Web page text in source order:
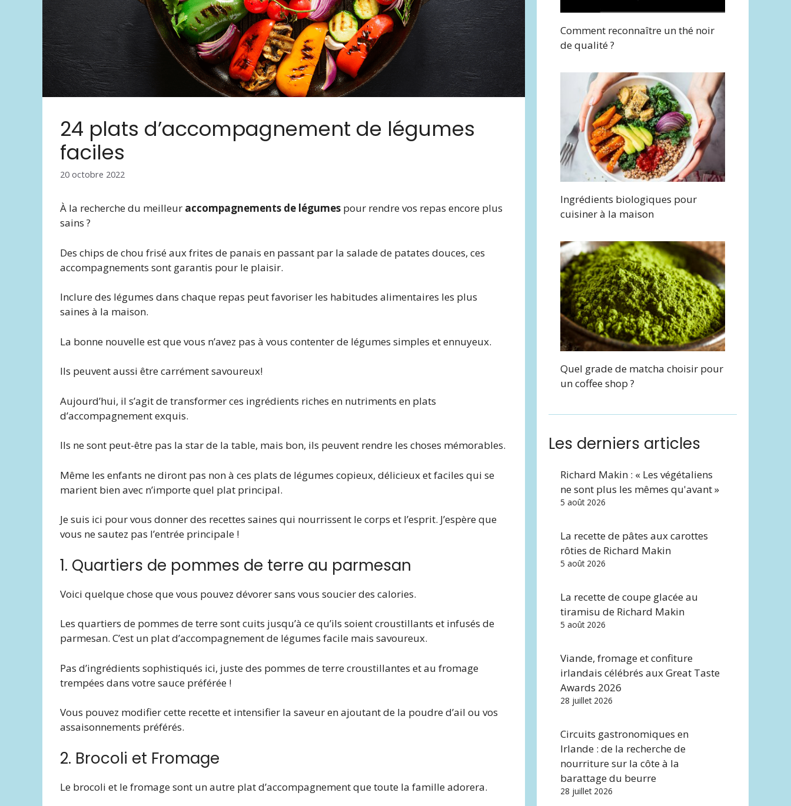
24 plats d’accompagnement de légumes
faciles
20 octobre 2022
À la recherche du meilleur accompagnements de légumes pour rendre vos repas encore plus
sains ?
Des chips de chou frisé aux frites de panais en passant par la salade de patates douces, ces
accompagnements sont garantis pour le plaisir.
Inclure des légumes dans chaque repas peut favoriser les habitudes alimentaires les plus
saines à la maison.
La bonne nouvelle est que vous n’avez pas à vous contenter de légumes simples et ennuyeux.
Ils peuvent aussi être carrément savoureux!
Aujourd’hui, il s’agit de transformer ces ingrédients riches en nutriments en plats
d’accompagnement exquis.
Ils ne sont peut-être pas la star de la table, mais bon, ils peuvent rendre les choses mémorables.
Même les enfants ne diront pas non à ces plats de légumes copieux, délicieux et faciles qui se
marient bien avec n’importe quel plat principal.
Je suis ici pour vous donner des recettes saines qui nourrissent le corps et l’esprit. J’espère que
vous ne sautez pas l’entrée principale !
1. Quartiers de pommes de terre au parmesan
Voici quelque chose que vous pouvez dévorer sans vous soucier des calories.
Les quartiers de pommes de terre sont cuits jusqu’à ce qu’ils soient croustillants et infusés de
parmesan. C’est un plat d’accompagnement de légumes facile mais savoureux.
Pas d’ingrédients sophistiqués ici, juste des pommes de terre croustillantes et au fromage
trempées dans votre sauce préférée !
Vous pouvez modifier cette recette et intensifier la saveur en ajoutant de la poudre d’ail ou vos
assaisonnements préférés.
2. Brocoli et Fromage
Le brocoli et le fromage sont un autre plat d’accompagnement que toute la famille adorera.
Comment reconnaître un thé noir
de qualité ?
Ingrédients biologiques pour
cuisiner à la maison
Quel grade de matcha choisir pour
un coffee shop ?
Les derniers articles
Richard Makin : « Les végétaliens
ne sont plus les mêmes qu'avant »
5 août 2026
La recette de pâtes aux carottes
rôties de Richard Makin
5 août 2026
La recette de coupe glacée au
tiramisu de Richard Makin
5 août 2026
Viande, fromage et confiture
irlandais célébrés aux Great Taste
Awards 2026
28 juillet 2026
Circuits gastronomiques en
Irlande : de la recherche de
nourriture sur la côte à la
barattage du beurre
28 juillet 2026